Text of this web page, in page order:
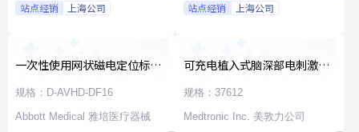
站点经销 上海公司 站点经销 上海公司
一次性使用网状磁电定位标测
导管
规格：D-AVHD-DF16
Abbott Medical 雅培医疗器械
可充电植入式脑深部电刺激脉
冲发生器套件
规格：37612
Medtronic Inc. 美敦力公司